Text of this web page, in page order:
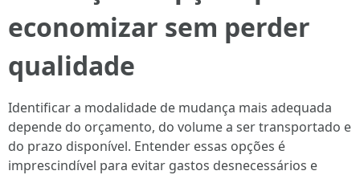
economizar sem perder
qualidade
Identificar a modalidade de mudança mais adequada
depende do orçamento, do volume a ser transportado e
do prazo disponível. Entender essas opções é
imprescindível para evitar gastos desnecessários e